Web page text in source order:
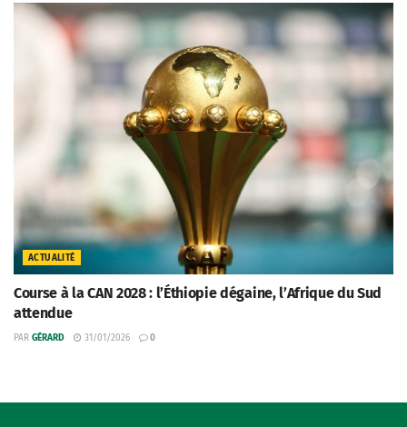
ACTUALITÉ
Course à la CAN 2028 : l’Éthiopie dégaine, l’Afrique du Sud
attendue
PAR GÉRARD 31/01/2026 0